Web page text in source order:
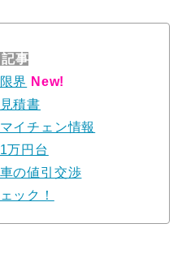
事
界 New!
積書
イチェン情報
万円台
の値引交渉
ック！